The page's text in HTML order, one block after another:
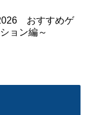
おすすめゲ
ョン編～